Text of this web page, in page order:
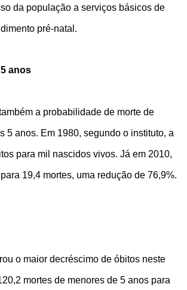
da população a serviços básicos de
pré-natal.
anos
a probabilidade de morte de
5 anos. Em 1980, segundo o instituto, a
para mil nascidos vivos. Já em 2010,
19,4 mortes, uma redução de 76,9%.
o maior decréscimo de óbitos neste
mortes de menores de 5 anos para